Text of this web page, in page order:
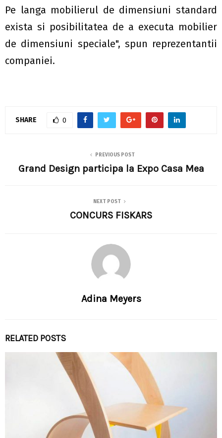
Pe langa mobilierul de dimensiuni standard
exista si posibilitatea de a executa mobilier
de dimensiuni speciale", spun reprezentantii
companiei.
SHARE 0
PREVIOUS POST
Grand Design participa la Expo Casa Mea
NEXT POST
CONCURS FISKARS
Adina Meyers
RELATED POSTS